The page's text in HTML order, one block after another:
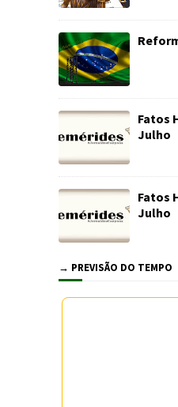
Fatos
Julho
Fatos
Julho
→ PREVISÃO DO TEMPO